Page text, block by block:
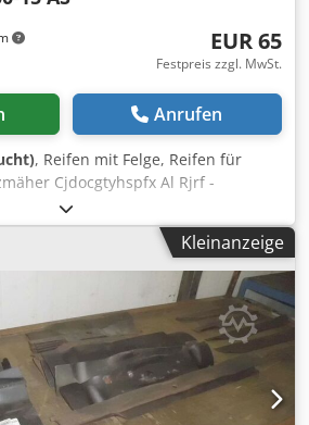
EUR 65
Festpreis zzgl. MwSt.
Anrufen
, Reifen mit Felge, Reifen für
Cjdocgtyhspfx Al Rjrf -
15 AS -Abmessungen: Ø 720 mm -
Kleinanzeige